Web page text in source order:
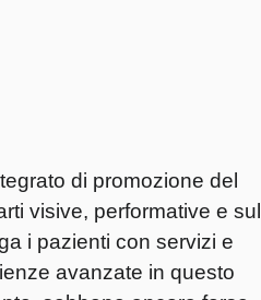
di promozione del
visive, performative e sul
i pazienti con servizi e
avanzate in questo